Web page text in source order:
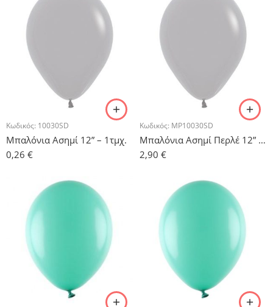
Κωδικός: 10030SD
Μπαλόνια Ασημί 12” – 1τμχ.
0,26 €
Κωδικός: MP10030SD
Μπαλόνια Ασημί Περλέ 12” – 10τμχ.
2,90 €